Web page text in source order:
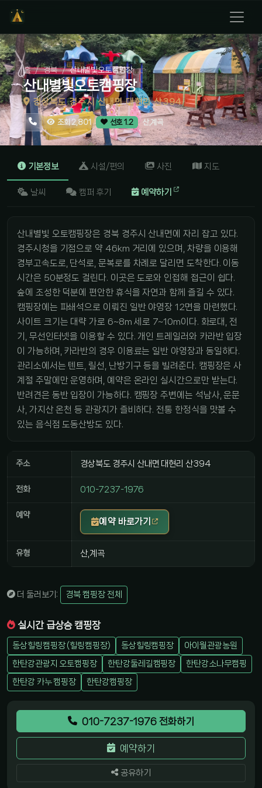
홈 경북 산내별빛오토캠핑장
산내별빛오토캠핑장
경상북도 경주시 산내면 대현리 산394
조회 2,801 선호 1.2 산,계곡
기본정보 시설/편의 사진 지도
날씨 캠퍼 후기 예약하기
산내별빛 오토캠핑장은 경북 경주시 산내면에 자리 잡고 있다.
경주시청을 기점으로 약 46km 거리에 있으며, 차량을 이용해
경부고속도로, 단석로, 문복로를 차례로 달리면 도착한다. 이동
시간은 50분정도 걸린다. 이곳은 도로와 인접해 접근이 쉽다.
숲에 조성한 덕분에 편안한 휴식을 자연과 함께 즐길 수 있다.
캠핑장에는 파쇄석으로 이뤄진 일반 야영장 12면을 마련했다.
사이트 크기는 대략 가로 6~8m 세로 7~10m이다. 화로대, 전
기, 무선인터넷을 이용할 수 있다. 개인 트레일러와 카라반 입장
이 가능하며, 카라반의 경우 이용료는 일반 야영장과 동일하다.
관리소에서는 텐트, 릴선, 난방기구 등을 빌려준다. 캠핑장은 사
계절 주말에만 운영하며, 예약은 온라인 실시간으로만 받는다.
반려견은 동반 입장이 가능하다. 캠핑장 주변에는 석남사, 운문
사, 가지산 온천 등 관광지가 즐비하다. 전통 한정식을 맛볼 수
있는 음식점 도동산방도 있다.
주소 경상북도 경주시 산내면 대현리 산394
전화 010-7237-1976
예약
예약 바로가기
유형 산,계곡
더 둘러보기: 경북 캠핑장 전체
실시간 급상승 캠핑장
동상힐링캠핑장 (힐링캠핑장) 동상힐링캠핑장
아이월관광농원
한탄강관광지 오토캠핑장
한탄강둘레길캠핑장
한탄강소나무캠핑
한탄강 카누 캠핑장
한탄강캠핑장
010-7237-1976 전화하기
예약하기
공유하기